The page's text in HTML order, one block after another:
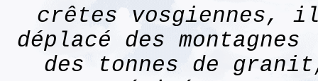
crêtes vosgiennes,
déplacé des
des tonnes de